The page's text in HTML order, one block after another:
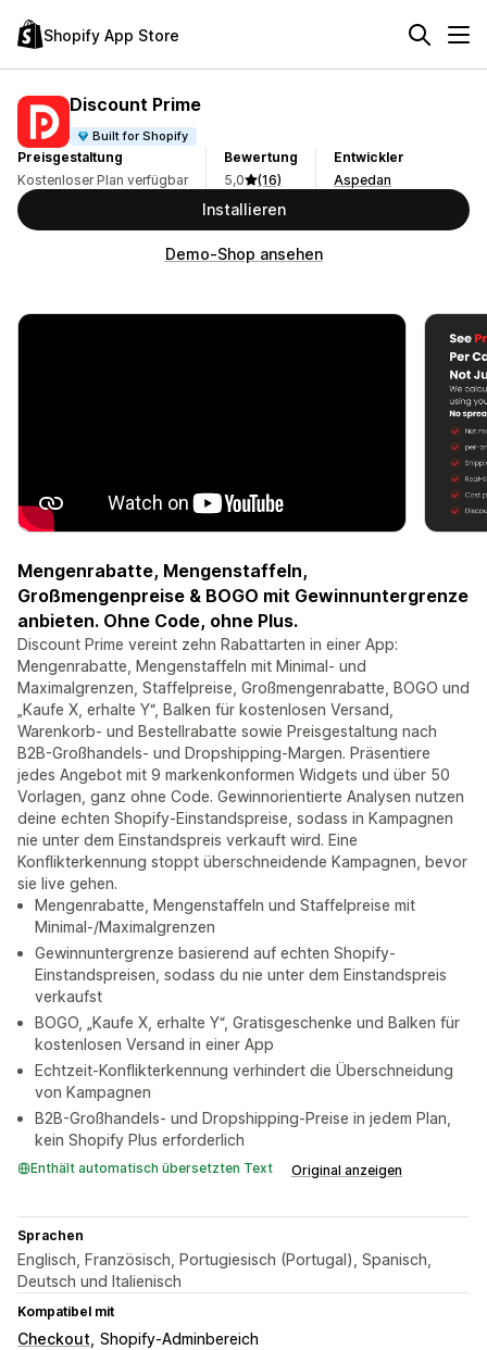
Shopify App Store
Discount Prime
Built for Shopify
Preisgestaltung
Kostenloser Plan verfügbar
Bewertung
5,0
(16)
Entwickler
Aspedan
Installieren
Demo-Shop ansehen
Mengenrabatte, Mengenstaffeln,
Großmengenpreise & BOGO mit Gewinnuntergrenze
anbieten. Ohne Code, ohne Plus.
Discount Prime vereint zehn Rabattarten in einer App:
Mengenrabatte, Mengenstaffeln mit Minimal- und
Maximalgrenzen, Staffelpreise, Großmengenrabatte, BOGO und
„Kaufe X, erhalte Y“, Balken für kostenlosen Versand,
Warenkorb- und Bestellrabatte sowie Preisgestaltung nach
B2B-Großhandels- und Dropshipping-Margen. Präsentiere
jedes Angebot mit 9 markenkonformen Widgets und über 50
Vorlagen, ganz ohne Code. Gewinnorientierte Analysen nutzen
deine echten Shopify-Einstandspreise, sodass in Kampagnen
nie unter dem Einstandspreis verkauft wird. Eine
Konflikterkennung stoppt überschneidende Kampagnen, bevor
sie live gehen.
Mengenrabatte, Mengenstaffeln und Staffelpreise mit
Minimal-/Maximalgrenzen
Gewinnuntergrenze basierend auf echten Shopify-
Einstandspreisen, sodass du nie unter dem Einstandspreis
verkaufst
BOGO, „Kaufe X, erhalte Y“, Gratisgeschenke und Balken für
kostenlosen Versand in einer App
Echtzeit-Konflikterkennung verhindert die Überschneidung
von Kampagnen
B2B-Großhandels- und Dropshipping-Preise in jedem Plan,
kein Shopify Plus erforderlich
Enthält automatisch übersetzten Text Original anzeigen
Sprachen
Englisch, Französisch, Portugiesisch (Portugal), Spanisch,
Deutsch und Italienisch
Kompatibel mit
Checkout Shopify-Adminbereich